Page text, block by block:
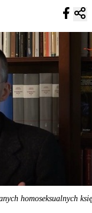
homoseksualnych